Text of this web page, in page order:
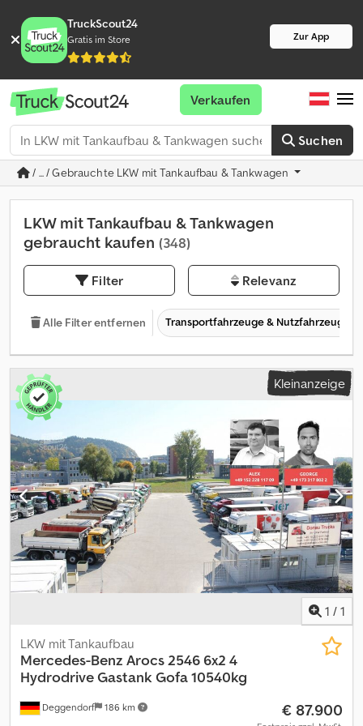
TruckScout24
Gratis im Store Zur App
Suchen
Verkaufen
/ ... / Gebrauchte LKW mit Tankaufbau & Tankwagen
LKW mit Tankaufbau & Tankwagen
gebraucht kaufen (348)
Filter Relevanz
Alle Filter entfernen Transportfahrzeuge & Nutzfahrzeuge
Kleinanzeige
1 / 1
Deggendorf 186 km
LKW mit Tankaufbau
Mercedes-Benz Arocs 2546 6x2 4
Hydrodrive Gastank Gofa 10540kg
€ 87.900